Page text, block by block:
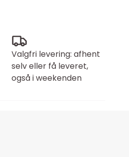
Valgfri levering: afhent
selv eller få leveret,
også i weekenden